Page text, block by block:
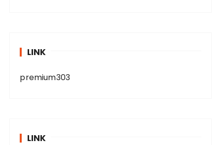
LINK
premium303
LINK